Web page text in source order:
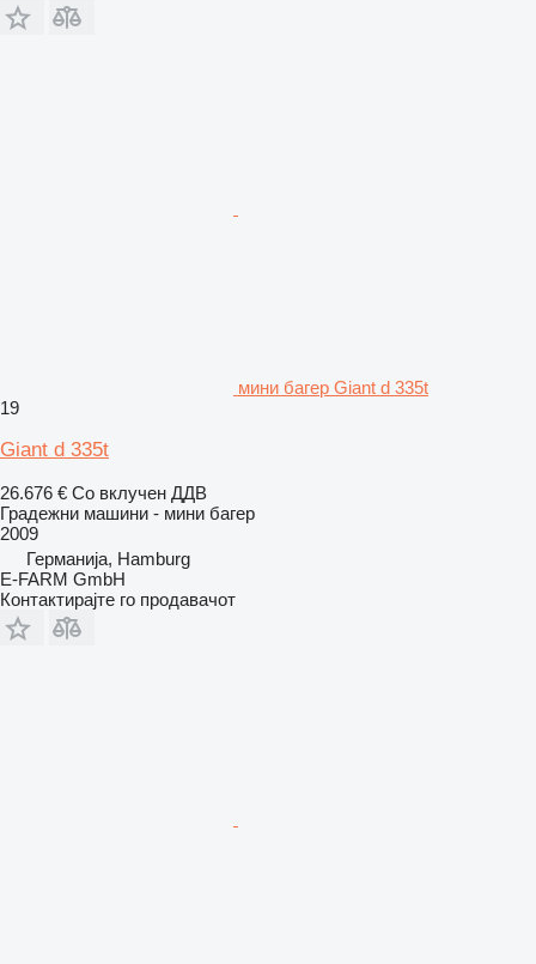
мини багер Giant d 335t
19
Giant d 335t
26.676 € Со вклучен ДДВ
Градежни машини - мини багер
2009
Германија, Hamburg
E-FARM GmbH
Контактирајте го продавачот